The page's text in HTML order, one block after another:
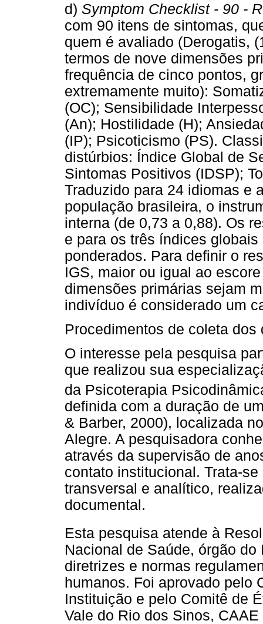
d) Symptom Checklist - 90 - R
com 90 itens de sintomas,
quem é avaliado (Derogatis,
termos de nove dimensões
frequência de cinco pontos,
extremamente muito):
(OC); Sensibilidade
(An); Hostilidade (H);
(IP); Psicoticismo (PS).
distúrbios: Índice Global de
Sintomas Positivos (IDSP);
Traduzido para 24 idiomas e
população brasileira, o
interna (de 0,73 a 0,88). Os
e para os três índices
ponderados. Para definir o
IGS, maior ou igual ao
dimensões primárias sejam
indivíduo é considerado um
Procedimentos de coleta dos
O interesse pela pesquisa
que realizou sua
da Psicoterapia
definida com a duração de
& Barber, 2000), localizada
Alegre. A pesquisadora
através da supervisão de
contato institucional. Trata-
transversal e analítico,
documental.
Esta pesquisa atende à
Nacional de Saúde, órgão
diretrizes e normas
humanos. Foi aprovado pelo
Instituição e pelo Comitê de
Vale do Rio dos Sinos,